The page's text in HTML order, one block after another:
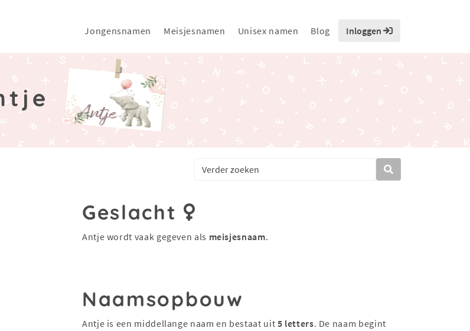
Jongensnamen Meisjesnamen Unisex namen Blog Inloggen
Geslacht
Antje wordt vaak gegeven als meisjesnaam.
Naamsopbouw
Antje is een middellange naam en bestaat uit 5 letters. De naam begint